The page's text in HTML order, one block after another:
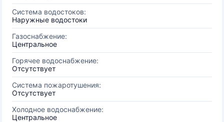
Система водостоков:
Наружные водостоки
Газоснабжение:
Центральное
Горячее водоснабжение:
Отсутствует
Система пожаротушения:
Отсутствует
Холодное водоснабжение:
Центральное